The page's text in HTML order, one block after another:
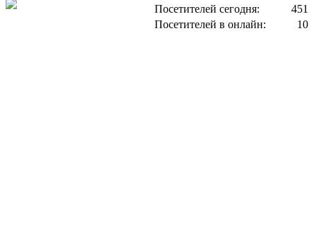
Посетителей сегодня:
451
Посетителей в онлайн:
10